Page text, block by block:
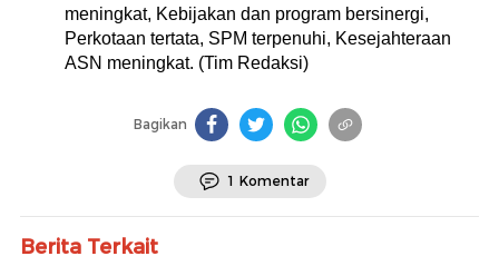
meningkat, Kebijakan dan program bersinergi,
Perkotaan tertata, SPM terpenuhi, Kesejahteraan
ASN meningkat. (Tim Redaksi)
Bagikan
1 Komentar
Berita Terkait